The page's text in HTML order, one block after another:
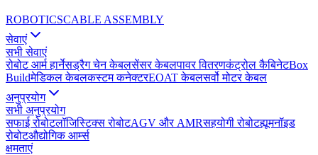
ROBOTICSCABLE ASSEMBLY
सेवाएं
सभी सेवाएं
रोबोट आर्म हार्नेसड्रैग चेन केबलसेंसर केबलपावर वितरणकंट्रोल कैबिनेटBox
Buildमेडिकल केबलकस्टम कनेक्टरEOAT केबलसर्वो मोटर केबल
अनुप्रयोग
सभी अनुप्रयोग
सफाई रोबोटलॉजिस्टिक्स रोबोटAGV और AMRसहयोगी रोबोटह्यूमनॉइड
रोबोटऔद्योगिक आर्म्स
क्षमताएं